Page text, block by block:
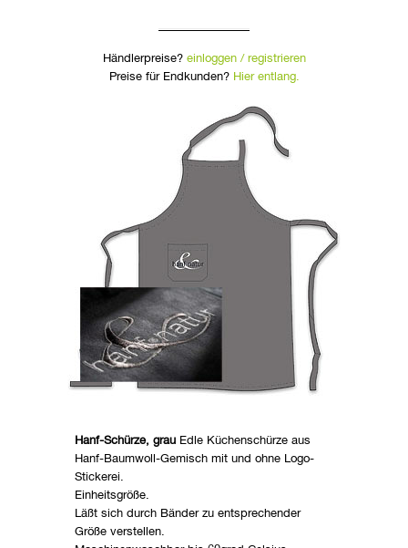
Händlerpreise? einloggen / registrieren
Preise für Endkunden? Hier entlang.
Hanf-Schürze, grauEdle Küchenschürze aus
Hanf-Baumwoll-Gemisch mit und ohne Logo-
Stickerei.
Einheitsgröße.
Läßt sich durch Bänder zu entsprechender
Größe verstellen.